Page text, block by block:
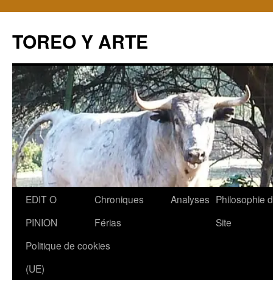
TOREO Y ARTE
Aller
contenu
EDIT O
PINION
Chroniques
Férias
Analyses Philosophie
Site
Politique de cookies
(UE)